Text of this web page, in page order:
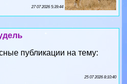
27 07 2026 5:39:44
публикации на тему:
25 07 2026 8:10:40